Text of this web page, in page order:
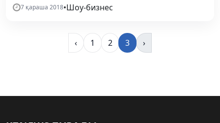
7 қараша 2018•Шоу-бизнес
‹ 1 2 3 ›